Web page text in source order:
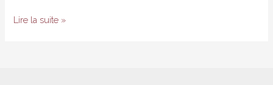
Neon
Lire la suite »